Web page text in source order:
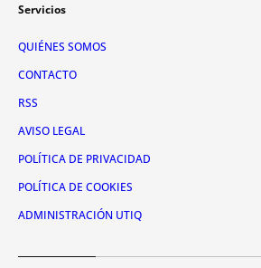
Servicios
QUIÉNES SOMOS
CONTACTO
RSS
AVISO LEGAL
POLÍTICA DE PRIVACIDAD
POLÍTICA DE COOKIES
ADMINISTRACIÓN UTIQ